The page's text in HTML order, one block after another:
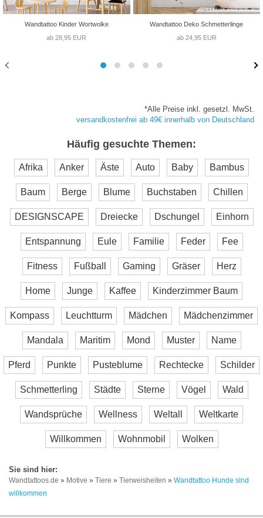
Wandtattoo Kinder Wortwolke
ab 28,95 EUR
Wandtattoo Deko Schmetterlinge
ab 24,95 EUR
*Alle Preise inkl. gesetzl. MwSt.
versandkostenfrei ab 49€ innerhalb von Deutschland
Häufig gesuchte Themen:
Afrika Anker Äste Auto Baby Bambus
Baum Berge Blume Buchstaben Chillen
DESIGNSCAPE Dreiecke Dschungel Einhorn
Entspannung Eule Familie Feder Fee
Fitness Fußball Gaming Gräser Herz
Home Junge Kaffee Kinderzimmer Baum
Kompass Leuchtturm Mädchen Mädchenzimmer
Mandala Maritim Mond Muster Name
Pferd Punkte Pusteblume Rechtecke Schilder
Schmetterling Städte Sterne Vögel Wald
Wandsprüche Wellness Weltall Weltkarte
Willkommen Wohnmobil Wolken
Wandtattoos.de » Motive » Tiere » Tierweisheiten » Wandtattoo Hunde sind
willkommen